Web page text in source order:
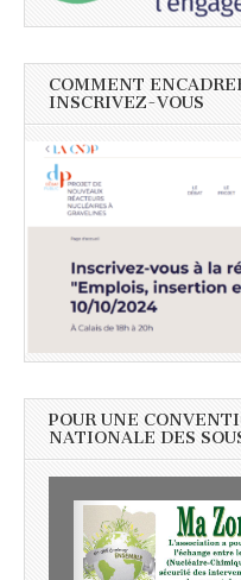
COMMENT
INSCRIVEZ-VOUS
POUR UNE
NATIONALE DES